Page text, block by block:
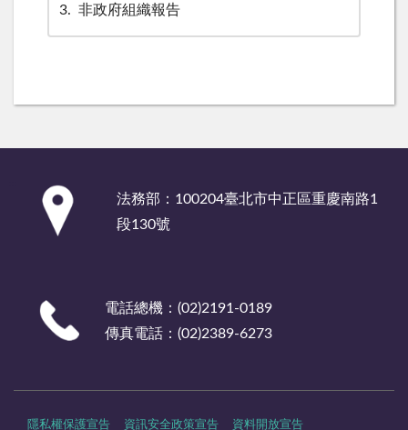
3 非政府組織報告
法務部：100204臺北市中正區重慶南路1
段130號
電話總機：(02)2191-0189
傳真電話：(02)2389-6273
隱私權保護宣告 資訊安全政策宣告 資料開放宣告